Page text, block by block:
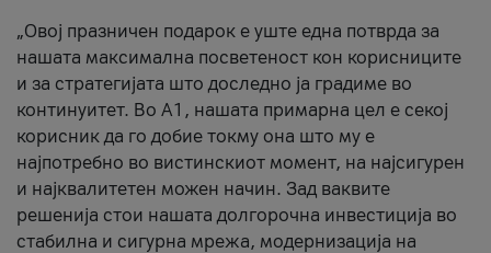
„Овој празничен подарок е уште една потврда за
нашата максимална посветеност кон корисниците
и за стратегијата што доследно ја градиме во
континуитет. Во А1, нашата примарна цел е секој
корисник да го добие токму она што му е
најпотребно во вистинскиот момент, на најсигурен
и најквалитетен можен начин. Зад ваквите
решенија стои нашата долгорочна инвестиција во
стабилна и сигурна мрежа, модернизација на